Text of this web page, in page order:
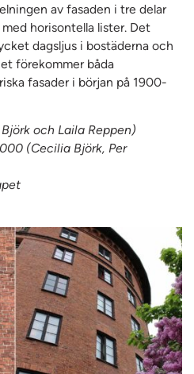
av fasaden i tre delar
horisontella lister. Det
dagsljus i bostäderna och
förekommer båda
fasader i början på 1900-
och Laila Reppen)
(Cecilia Björk, Per